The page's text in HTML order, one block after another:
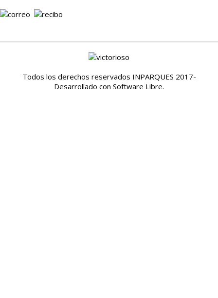
Todos los derechos reservados INPARQUES 2017-
Desarrollado con Software Libre.